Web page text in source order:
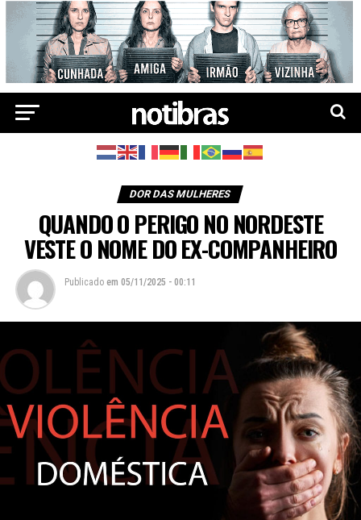
DOR DAS MULHERES
QUANDO O PERIGO NO NORDESTE
VESTE O NOME DO EX-COMPANHEIRO
Publicado em 05/11/2025 - 00:11